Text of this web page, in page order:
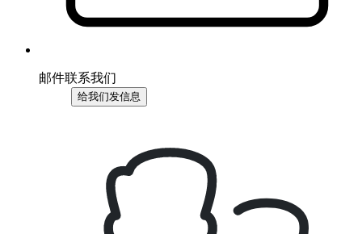
邮件联系我们
给我们发信息